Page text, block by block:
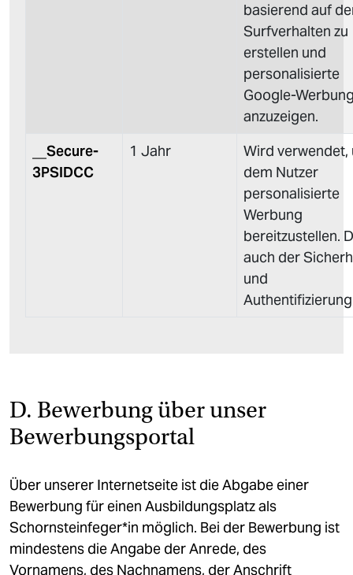
basierend auf
Surfverhalten zu
erstellen und
personalisierte
Google-
anzuzeigen.
__Secure-
3PSIDCC
1 Jahr
Wird verwendet,
dem Nutzer
personalisierte
Werbung
bereitzustellen.
auch der
und
D. Bewerbung über unser
Bewerbungsportal
Über unserer Internetseite ist die Abgabe einer
Bewerbung für einen Ausbildungsplatz als
Schornsteinfeger*in möglich. Bei der Bewerbung ist
mindestens die Angabe der Anrede, des
Vornamens, des Nachnamens, der Anschrift